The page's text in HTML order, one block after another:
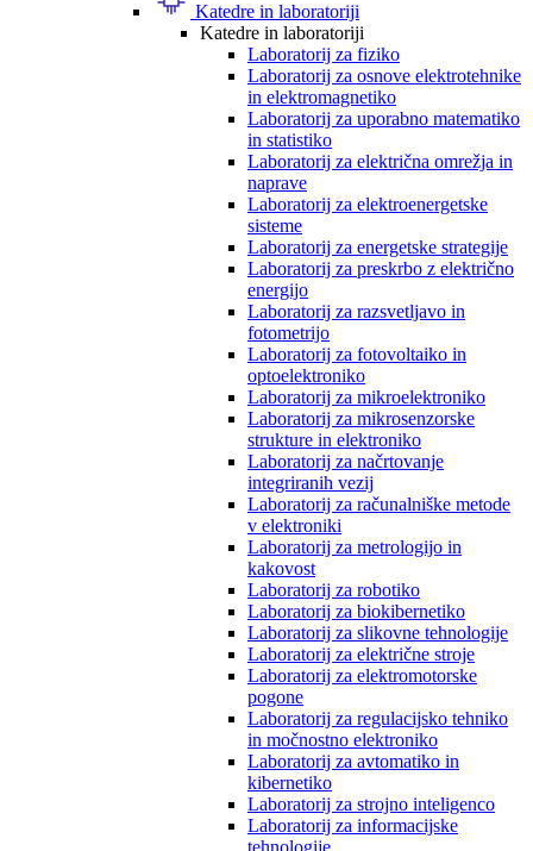
Katedre in laboratoriji
Katedre in laboratoriji
Laboratorij za fiziko
Laboratorij za osnove elektrotehnike
in elektromagnetiko
Laboratorij za uporabno matematiko
in statistiko
Laboratorij za električna omrežja in
naprave
Laboratorij za elektroenergetske
sisteme
Laboratorij za energetske strategije
Laboratorij za preskrbo z električno
energijo
Laboratorij za razsvetljavo in
fotometrijo
Laboratorij za fotovoltaiko in
optoelektroniko
Laboratorij za mikroelektroniko
Laboratorij za mikrosenzorske
strukture in elektroniko
Laboratorij za načrtovanje
integriranih vezij
Laboratorij za računalniške metode
v elektroniki
Laboratorij za metrologijo in
kakovost
Laboratorij za robotiko
Laboratorij za biokibernetiko
Laboratorij za slikovne tehnologije
Laboratorij za električne stroje
Laboratorij za elektromotorske
pogone
Laboratorij za regulacijsko tehniko
in močnostno elektroniko
Laboratorij za avtomatiko in
kibernetiko
Laboratorij za strojno inteligenco
Laboratorij za informacijske
tehnologije